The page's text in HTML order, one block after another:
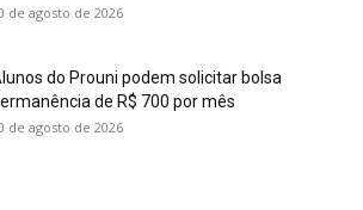
de agosto de 2026
do Prouni podem solicitar bolsa
de R$ 700 por mês
de agosto de 2026